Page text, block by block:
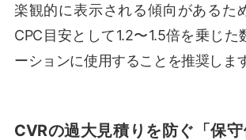
楽観的に表示される傾向があるた
CPC目安として1.2〜1.5倍を乗じた
ーションに使用することを推奨します
CVRの過大見積りを防ぐ「保